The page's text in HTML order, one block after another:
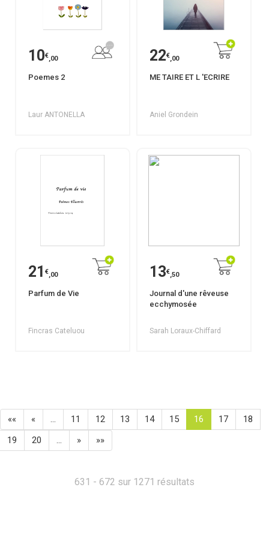
10€,00
Poemes 2
Laur ANTONELLA
22€,00
ME TAIRE ET L 'ECRIRE
Aniel Grondein
21 €,00
Parfum de Vie
Fincras Cateluou
13€,50
Journal d'une rêveuse
ecchymosée
Sarah Loraux-Chiffard
«« « … 11 12 13 14 15 16 17
18
19
20 … » »»
631 - 672 sur 1271 résultats